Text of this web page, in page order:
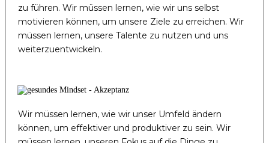
zu führen. Wir müssen lernen, wie wir uns selbst
motivieren können, um unsere Ziele zu erreichen. Wir
müssen lernen, unsere Talente zu nutzen und uns
weiterzuentwickeln.
Wir müssen lernen, wie wir unser Umfeld ändern
können, um effektiver und produktiver zu sein. Wir